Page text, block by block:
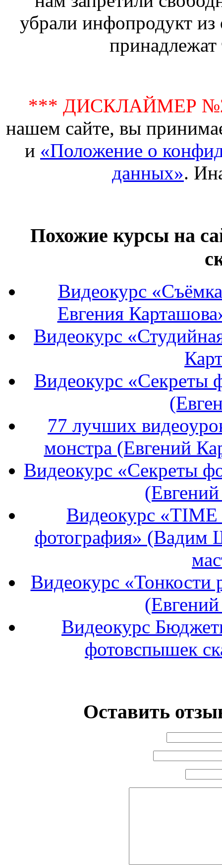
убрали инфопродукт из
принадлежат
*** ДИСКЛАЙМЕР
нашем сайте, вы
и «Положение о
данных».
Похожие курсы на
Видеокурс
Евгения
Видеокурс
Видеокурс «Секреты
77 лучших
монстра (Евгений
Видеокурс «Секреты
Видеокурс
фотография» (Вадим
Видеокурс «Тонкости
Видеокурс
фотовспышек
Оставить